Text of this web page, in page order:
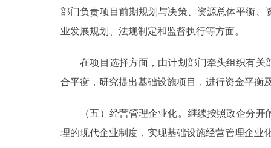
部门负责项目前期规划与决策、资源总体平衡
业发展规划、法规制定和监督执行等方面。
在项目选择方面，由计划部门牵头组织有关
合平衡，研究提出基础设施项目，进行资金平衡
（五）经营管理企业化。继续按照政企分开
理的现代企业制度，实现基础设施经营管理企业